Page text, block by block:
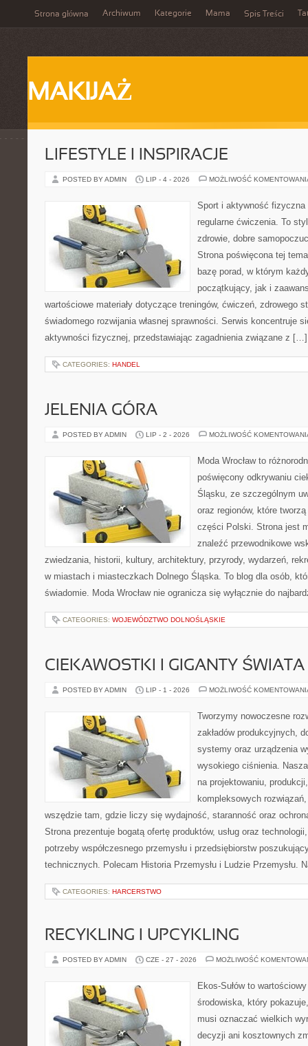
Strona główna Archiwum Kategorie Mama Spis Treści
MAKIJAŻ
LIFESTYLE I INSPIRACJE
POSTED BY ADMIN LIP - 4 - 2026 MOŻLIWOŚĆ
Sport i aktywność
regularne ćwiczenia. To
zdrowie, dobre
Strona poświęcona tej
bazę porad, w którym
początkujący, jak i
wartościowe materiały dotyczące treningów, ćwiczeń, zdrowego
świadomego rozwijania własnej sprawności. Serwis koncentruje
aktywności fizycznej, przedstawiając zagadnienia związane z […]
CATEGORIES: HANDEL
JELENIA GÓRA
POSTED BY ADMIN LIP - 2 - 2026 MOŻLIWOŚĆ
Moda Wrocław to
poświęcony odkrywaniu
Śląsku, ze szczególnym
oraz regionów, które
części Polski. Strona jest
znaleźć przewodnikowe
zwiedzania, historii, kultury, architektury, przyrody, wydarzeń,
w miastach i miasteczkach Dolnego Śląska. To blog dla osób,
świadomie. Moda Wrocław nie ogranicza się wyłącznie do
CATEGORIES: WOJEWÓDZTWO DOLNOŚLĄSKIE
CIEKAWOSTKI I GIGANTY ŚWIATA
POSTED BY ADMIN LIP - 1 - 2026 MOŻLIWOŚĆ
Tworzymy nowoczesne
zakładów produkcyjnych,
systemy oraz urządzenia
wysokiego ciśnienia.
na projektowaniu,
kompleksowych
wszędzie tam, gdzie liczy się wydajność, staranność oraz
Strona prezentuje bogatą ofertę produktów, usług oraz
potrzeby współczesnego przemysłu i przedsiębiorstw
technicznych. Polecam Historia Przemysłu i Ludzie Przemysłu.
CATEGORIES: HARCERSTWO
RECYKLING I UPCYKLING
POSTED BY ADMIN CZE - 27 - 2026 MOŻLIWOŚĆ
Ekos-Sułów to
środowiska, który
musi oznaczać wielkich
decyzji ani kosztownych